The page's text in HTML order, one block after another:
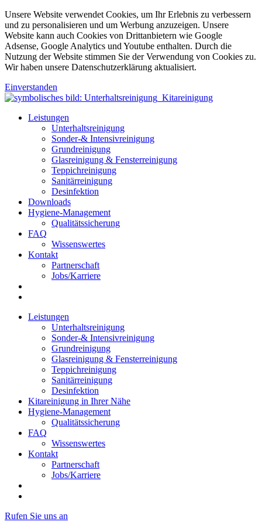
Unsere Website verwendet Cookies, um Ihr Erlebnis zu verbessern
und zu personalisieren und um Werbung anzuzeigen. Unsere
Website kann auch Cookies von Drittanbietern wie Google
Adsense, Google Analytics und Youtube enthalten. Durch die
Nutzung der Website stimmen Sie der Verwendung von Cookies zu.
Wir haben unsere Datenschutzerklärung aktualisiert.
Einverstanden
Leistungen
Unterhaltsreinigung
Sonder-& Intensivreinigung
Grundreinigung
Glasreinigung & Fensterreinigung
Teppichreinigung
Sanitärreinigung
Desinfektion
Downloads
Hygiene-Management
Qualitätssicherung
FAQ
Wissenswertes
Kontakt
Partnerschaft
Jobs/Karriere
Leistungen
Unterhaltsreinigung
Sonder-& Intensivreinigung
Grundreinigung
Glasreinigung & Fensterreinigung
Teppichreinigung
Sanitärreinigung
Desinfektion
Kitareinigung in Ihrer Nähe
Hygiene-Management
Qualitätssicherung
FAQ
Wissenswertes
Kontakt
Partnerschaft
Jobs/Karriere
Rufen Sie uns an